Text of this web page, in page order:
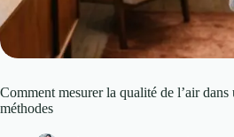
Comment mesurer la qualité de l’air dans
méthodes